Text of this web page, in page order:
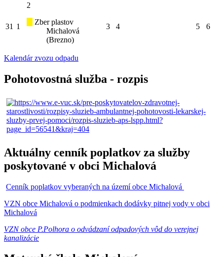
31 1
2
Zber plastov
Michalová
(Brezno)
3 4 5 6
Kalendár zvozu odpadu
Pohotovostná služba - rozpis
Aktuálny cenník poplatkov za služby
poskytované v obci Michalová
Cenník poplatkov vyberaných na území obce Michalová
VZN obce Michalová o podmienkach dodávky pitnej vody v obci
Michalová
VZN obce P.Polhora o odvádzaní odpadových vôd do verejnej
kanalizácie